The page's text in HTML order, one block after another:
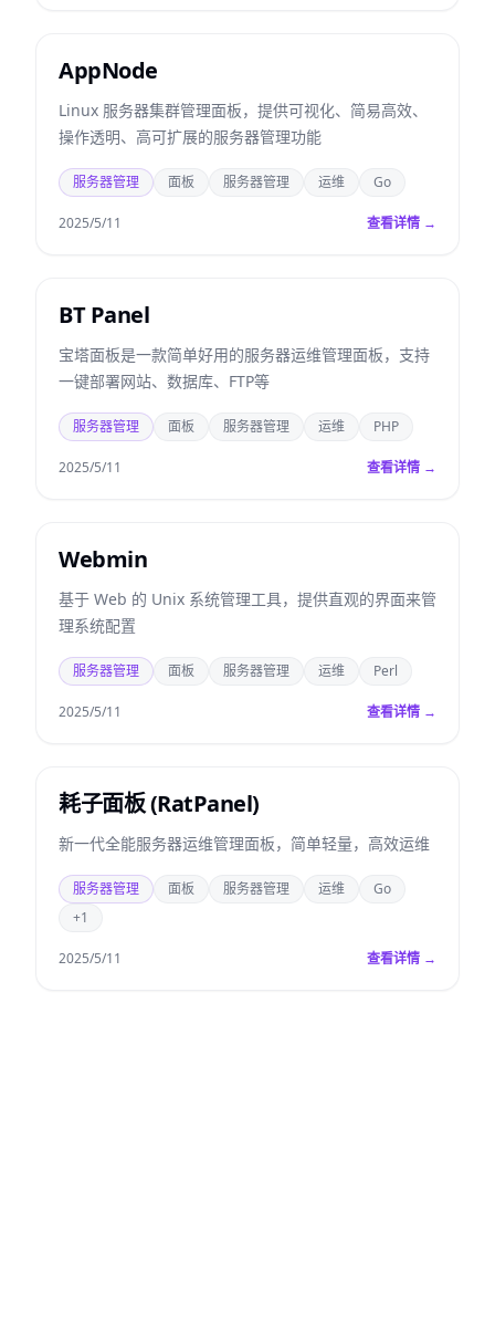
AppNode
Linux 服务器集群管理面板，提供可视化、简易高效、
操作透明、高可扩展的服务器管理功能
服务器管理 面板 服务器管理 运维 Go
2025/5/11 查看详情 →
BT Panel
宝塔面板是一款简单好用的服务器运维管理面板，支持
一键部署网站、数据库、FTP等
服务器管理 面板 服务器管理 运维 PHP
2025/5/11 查看详情 →
Webmin
基于 Web 的 Unix 系统管理工具，提供直观的界面来管
理系统配置
服务器管理 面板 服务器管理 运维 Perl
2025/5/11 查看详情 →
耗子面板 (RatPanel)
新一代全能服务器运维管理面板，简单轻量，高效运维
服务器管理 面板 服务器管理 运维
Go
+1
2025/5/11 查看详情 →